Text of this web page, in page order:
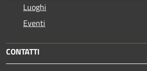
Luoghi
Eventi
CONTATTI